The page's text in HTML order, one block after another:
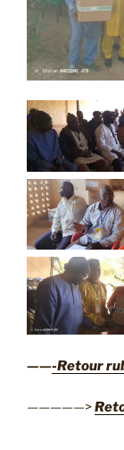
——-Retour
—————>